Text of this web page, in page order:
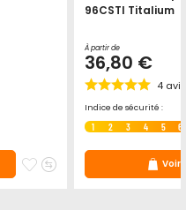
AjouterAjouter
96CSTI Titalium
À partir de
36,80 €
4 avis
Indice de sécurité :
1 2 3 4 5 6
Voir